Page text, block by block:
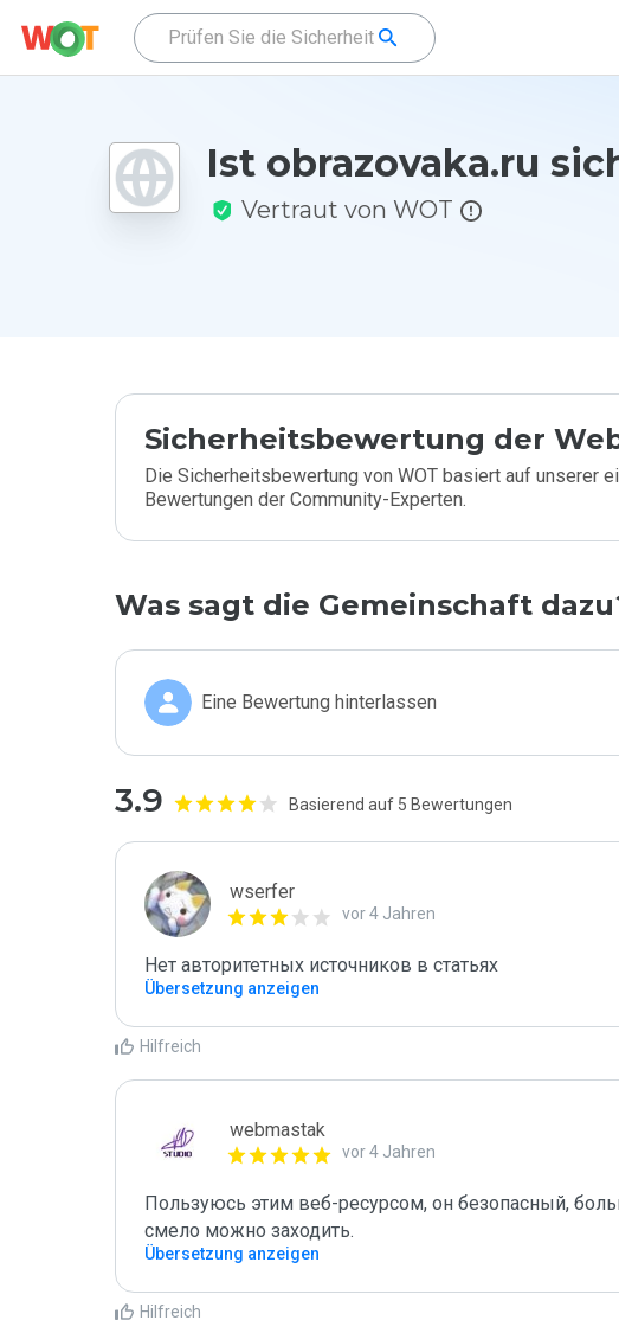
Ist obrazovaka.ru
Vertraut von WOT
Sicherheitsbewertung der
Die Sicherheitsbewertung von WOT basiert auf unserer
Bewertungen der Community-Experten.
Was sagt die Gemeinschaft
Eine Bewertung hinterlassen
3.9 Basierend auf 5 Bewertungen
wserfer
vor 4 Jahren
Нет авторитетных источников в статьях
Übersetzung anzeigen
Hilfreich
webmastak
vor 4 Jahren
Пользуюсь этим веб-ресурсом, он безопасный,
смело можно заходить.
Übersetzung anzeigen
Hilfreich